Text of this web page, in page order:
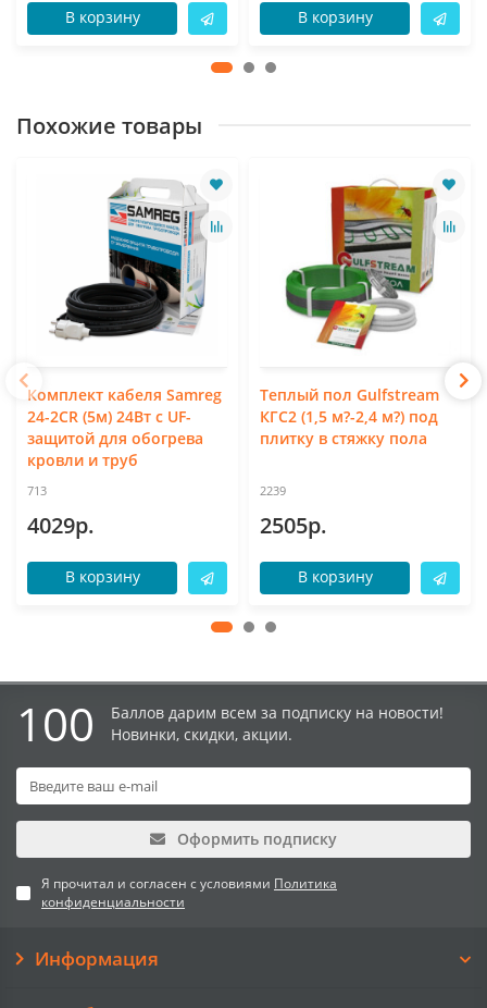
В корзину В корзину
Похожие товары
Комплект кабеля Samreg
24-2CR (5м) 24Вт с UF-
защитой для обогрева
кровли и труб
713
4029р.
В корзину
Теплый пол Gulfstream
КГС2 (1,5 м?-2,4 м?) под
плитку в стяжку пола
2239
2505р.
В корзину
100
Баллов дарим всем за подписку на новости!
Новинки, скидки, акции.
Оформить подписку
Я прочитал и согласен с условиями Политика
конфиденциальности
Информация